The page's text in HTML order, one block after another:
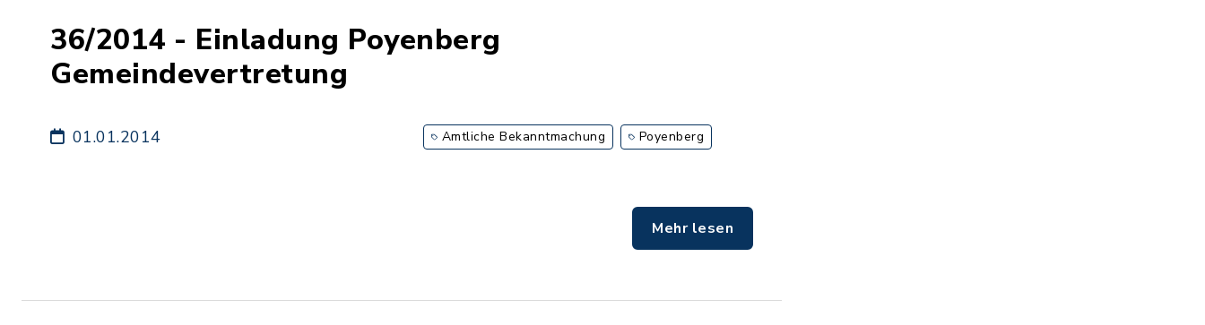
36/2014 - Einladung Poyenberg
Gemeindevertretung
01.01.2014 Amtliche Bekanntmachung Poyenberg
Mehr lesen